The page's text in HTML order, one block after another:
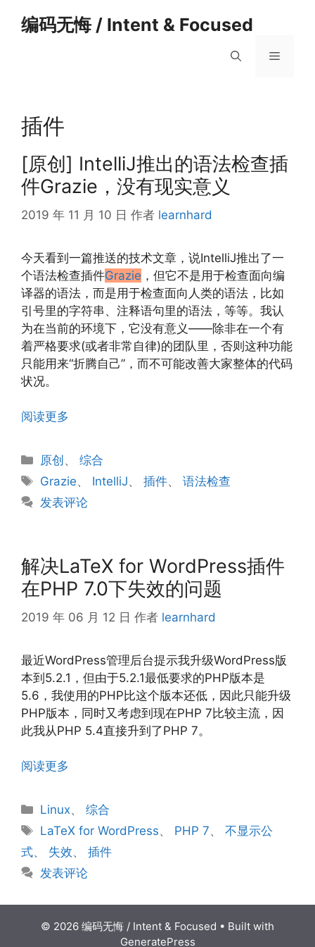
编码无悔 / Intent & Focused
菜
插件
[原创] IntelliJ推出的语法检查插
件Grazie，没有现实意义
2019 年 11 月 10 日 作者 learnhard
今天看到一篇推送的技术文章，说IntelliJ推出了一
个语法检查插件Grazie ，但它不是用于检查面向编
译器的语法，而是用于检查面向人类的语法，比如
引号里的字符串、注释语句里的语法，等等。我认
为在当前的环境下，它没有意义——除非在一个有
着严格要求(或者非常自律)的团队里，否则这种功能
只能用来“折腾自己”，而不可能改善大家整体的代码
状况。
阅读更多
分
类
原创 、综合
标
签
Grazie、 IntelliJ、插件、语法检查
发表评论
解决LaTeX for WordPress插件
在PHP 7.0下失效的问题
2019 年 06 月 12 日 作者 learnhard
最近WordPress管理后台提示我升级WordPress版
本到5.2.1，但由于5.2.1最低要求的PHP版本是
5.6，我使用的PHP比这个版本还低，因此只能升级
PHP版本，同时又考虑到现在PHP 7比较主流，因
此我从PHP 5.4直接升到了PHP 7。
阅读更多
分
类
Linux、综合
标
签
LaTeX for WordPress、 PHP 7、不显示公
式、 失效、 插件
发表评论
© 2026 编码无悔 / Intent & Focused • Built with
GeneratePress